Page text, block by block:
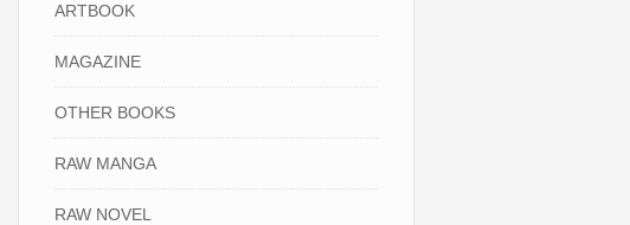
ARTBOOK
MAGAZINE
OTHER BOOKS
RAW MANGA
RAW NOVEL